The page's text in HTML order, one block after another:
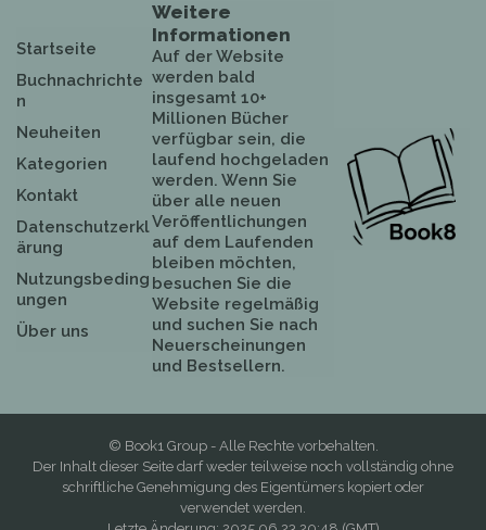
Startseite
Buchnachrichte
n
Neuheiten
Kategorien
Kontakt
Datenschutzerkl
ärung
Nutzungsbeding
ungen
Über uns
Weitere
Informationen
Auf der Website
werden bald
insgesamt 10+
Millionen Bücher
verfügbar sein, die
laufend hochgeladen
werden. Wenn Sie
über alle neuen
Veröffentlichungen
auf dem Laufenden
bleiben möchten,
besuchen Sie die
Website regelmäßig
und suchen Sie nach
Neuerscheinungen
und Bestsellern.
© Book1 Group - Alle Rechte vorbehalten.
Der Inhalt dieser Seite darf weder teilweise noch vollständig ohne
schriftliche Genehmigung des Eigentümers kopiert oder
verwendet werden.